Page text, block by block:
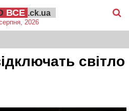
ВСЕ .ck.ua
2026
світло